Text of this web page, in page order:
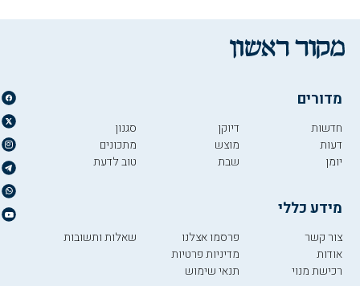
מדורים
חדשות
דעות
יומן
דיוקן
מוצש
שבת
סגנון
מתכונים
טוב לדעת
מידע כללי
צור קשר
אודות
רכישת מנוי
פרסמו אצלנו
מדיניות פרטיות
תנאי שימוש
שאלות ותשובות